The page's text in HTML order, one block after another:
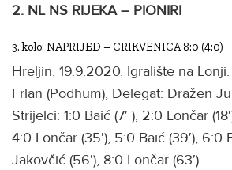
2. NL NS RIJEKA – PIONIRI
3. kolo: NAPRIJED – CRIKVENICA 8:0 (4:0)
Hreljin, 19.9.2020. Igralište na
Frlan (Podhum), Delegat: Dražen
Strijelci: 1:0 Baić (7′ ), 2:0 Lončar
4:0 Lončar (35′), 5:0 Baić (39′), 6:0
Jakovčić (56′), 8:0 Lončar (63′).